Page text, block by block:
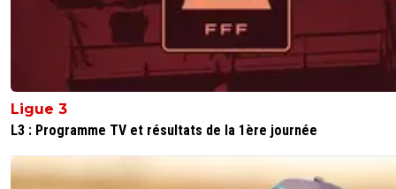
Ligue 3
L3 : Programme TV et résultats de la 1ère journée